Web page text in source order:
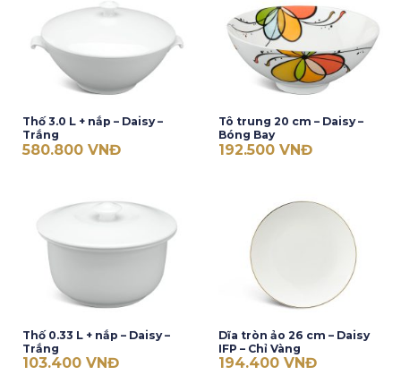
Thố 3.0 L + nắp – Daisy –
Trắng
580.800 VNĐ
Tô trung 20 cm – Daisy –
Bóng Bay
192.500 VNĐ
Thố 0.33 L + nắp – Daisy –
Trắng
103.400 VNĐ
Dĩa tròn ảo 26 cm – Daisy
IFP – Chỉ Vàng
194.400 VNĐ